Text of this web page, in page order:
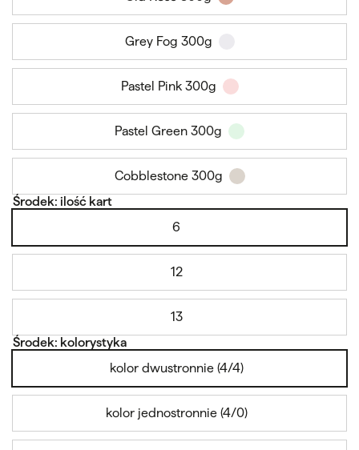
Grey Fog 300g
Pastel Pink 300g
Pastel Green 300g
Cobblestone 300g
Środek: ilość kart
6
12
13
Środek: kolorystyka
kolor dwustronnie (4/4)
kolor jednostronnie (4/0)